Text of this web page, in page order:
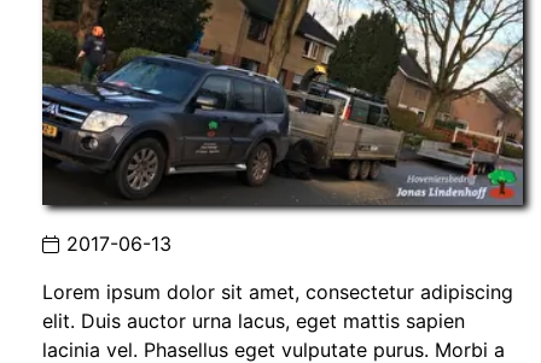
2017-06-13
Lorem ipsum dolor sit amet, consectetur adipiscing
elit. Duis auctor urna lacus, eget mattis sapien
lacinia vel. Phasellus eget vulputate purus. Morbi a